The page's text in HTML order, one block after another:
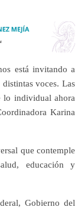
está invitando a
voces. Las
lo individual ahora
Karina
que contemple
educación y
Gobierno del